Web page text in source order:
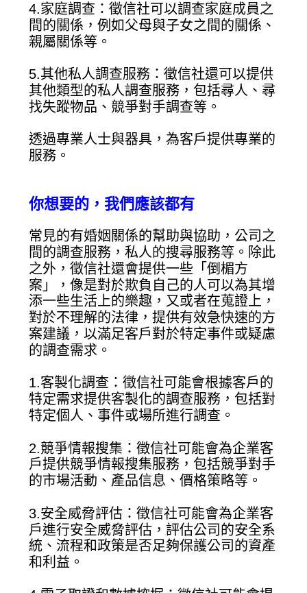
4.家庭調查：徵信社可以調查家庭成員之
間的關係，例如父母與子女之間的關係、
親屬關係等。
5.其他私人調查服務：徵信社還可以提供
其他類型的私人調查服務，包括尋人、尋
找失蹤物品、競爭對手調查等。
透過專業人士與器具，為客戶提供專業的
服務。
你想要的，我們應該都有
常見的有婚姻關係的幫助與協助，公司之
間的調查服務，私人的搜尋服務等。除此
之外，徵信社還會提供一些「倒楣方
案」，像是對於欺負自己的人可以為其增
添一些生活上的樂趣，又或者在蒐證上，
對於不理解的法律，提供有效急快速的方
案建議，以滿足客戶對於特定事件或疑慮
的調查需求。
1.客製化調查：徵信社可能會根據客戶的
特定需求提供客製化的調查服務，包括對
特定個人、事件或場所進行調查。
2.競爭情報搜集：徵信社可能會為企業客
戶提供競爭情報搜集服務，包括競爭對手
的市場活動、產品信息、價格策略等。
3.安全威脅評估：徵信社可能會為企業客
戶進行安全威脅評估，評估公司的安全系
統、流程和政策是否足夠保護公司的資產
和利益。